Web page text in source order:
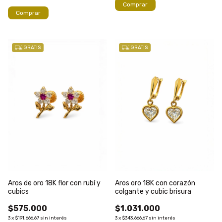
Comprar
Comprar
GRATIS
Aros de oro 18K flor con rubí y
cubics
$575.000
3x $191.666,67 sin interés
GRATIS
Aros oro 18K con corazón
colgante y cubic brisura
$1.031.000
3x $343.666,67 sin interés